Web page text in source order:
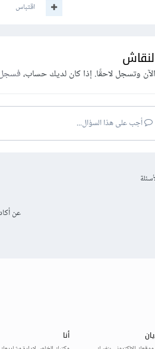
اقتباس
وتسجل لاحقًا. إذا كان لديك حساب،فسجل
أجب على هذا السؤال...
عن